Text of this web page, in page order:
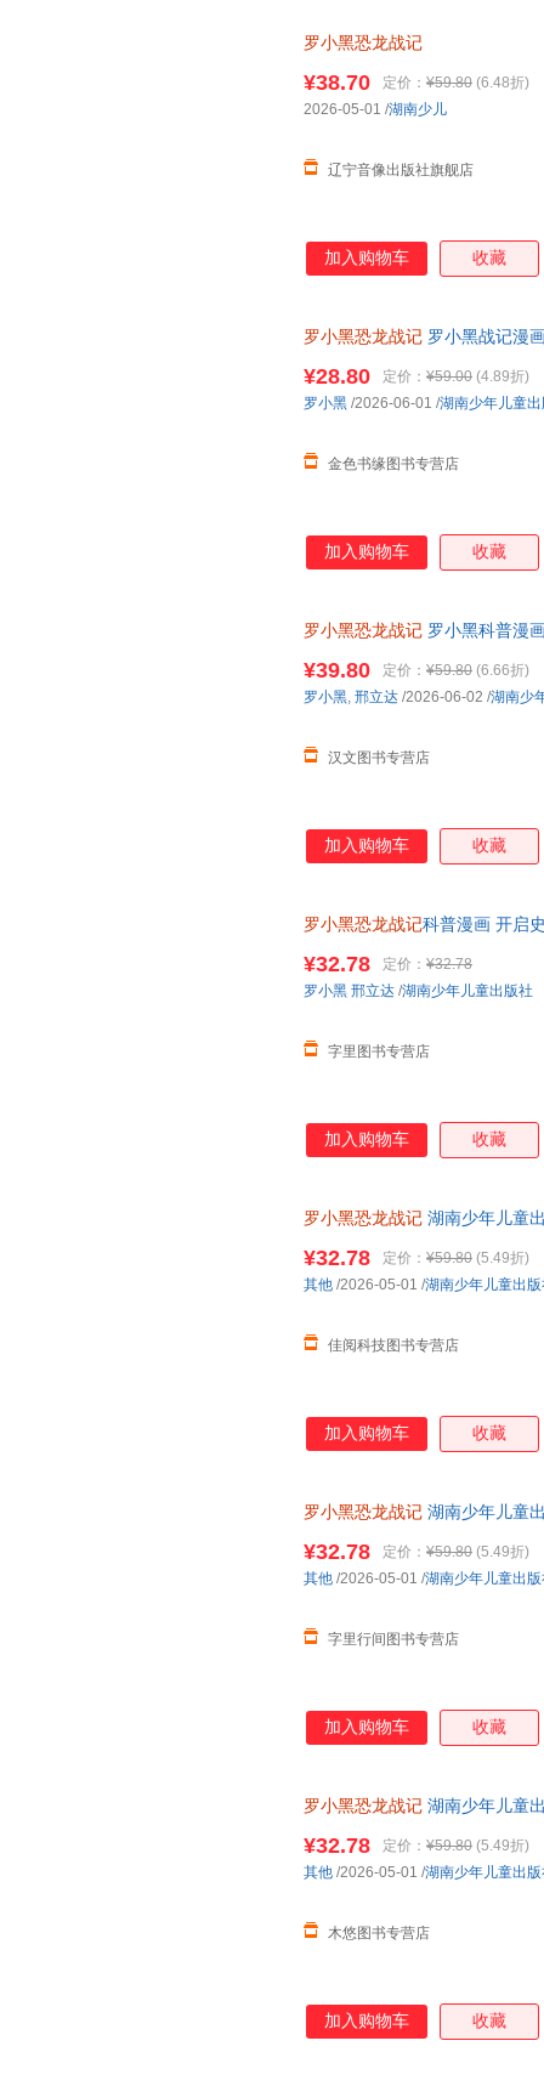
罗小黑恐龙战记
¥38.70 定价： ¥59.80 (6.48折)
辽宁音像出版社旗舰店
2026-05-01 /湖南少儿
加入购物车 收藏
罗小黑恐龙战记 罗小黑战记漫
¥28.80 定价： ¥59.00 (4.89折)
金色书缘图书专营店
罗小黑 /2026-06-01 /湖南少年儿童
加入购物车 收藏
罗小黑恐龙战记 罗小黑科普漫
¥39.80 定价： ¥59.80 (6.66折)
汉文图书专营店
罗小黑, 邢立达 /2026-06-02 /湖南少
加入购物车 收藏
罗小黑恐龙战记科普漫画 开启
¥32.78 定价： ¥32.78
字里图书专营店
罗小黑 邢立达 /湖南少年儿童出版社
加入购物车 收藏
罗小黑恐龙战记 湖南少年儿童
¥32.78 定价： ¥59.80 (5.49折)
佳阅科技图书专营店
其他 /2026-05-01 /湖南少年儿童出
加入购物车 收藏
罗小黑恐龙战记 湖南少年儿童
¥32.78 定价： ¥59.80 (5.49折)
字里行间图书专营店
其他 /2026-05-01 /湖南少年儿童出
加入购物车 收藏
罗小黑恐龙战记 湖南少年儿童
¥32.78 定价： ¥59.80 (5.49折)
木悠图书专营店
其他 /2026-05-01 /湖南少年儿童出
加入购物车 收藏